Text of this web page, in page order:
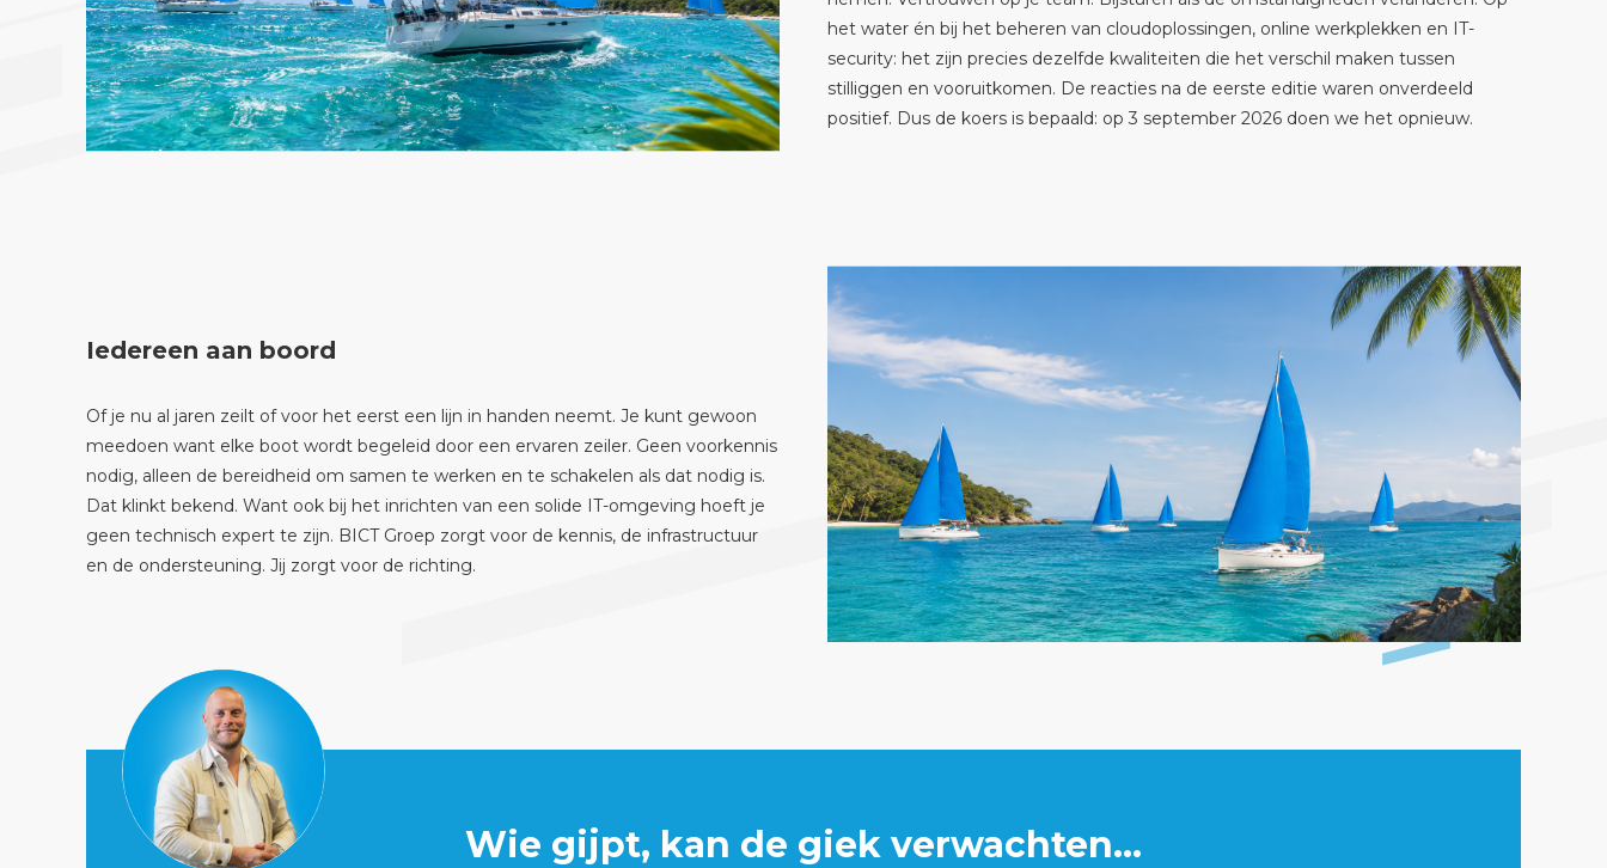
het water én bij het beheren van cloudoplossingen, online werkplekken en IT-
security: het zijn precies dezelfde kwaliteiten die het verschil maken tussen
stilliggen en vooruitkomen. De reacties na de eerste editie waren onverdeeld
positief. Dus de koers is bepaald: op 3 september 2026 doen we het opnieuw.
Iedereen aan boord
Of je nu al jaren zeilt of voor het eerst een lijn in handen neemt. Je kunt gewoon
meedoen want elke boot wordt begeleid door een ervaren zeiler. Geen voorkennis
nodig, alleen de bereidheid om samen te werken en te schakelen als dat nodig is.
Dat klinkt bekend. Want ook bij het inrichten van een solide IT-omgeving hoeft je
geen technisch expert te zijn. BICT Groep zorgt voor de kennis, de infrastructuur
en de ondersteuning. Jij zorgt voor de richting.
Wie gijpt, kan de giek verwachten...